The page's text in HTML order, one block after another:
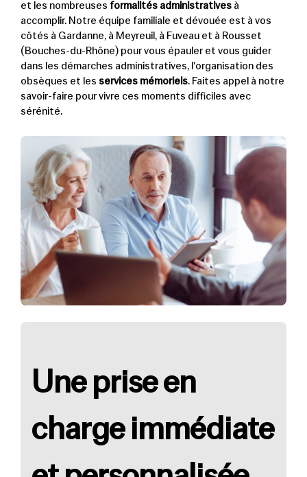
et les nombreuses formalités administrativesà
accomplir. Notre équipe familiale et dévouée est à vos
côtés à Gardanne, à Meyreuil, à Fuveau et à Rousset
(Bouches-du-Rhône) pour vous épauler et vous guider
dans les démarches administratives, l'organisation des
obsèques et les services mémoriels. Faites appel à notre
savoir-faire pour vivre ces moments difficiles avec
sérénité.
Une prise en
charge immédiate